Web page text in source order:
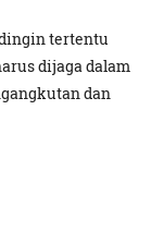
tertentu
dijaga dalam
dan